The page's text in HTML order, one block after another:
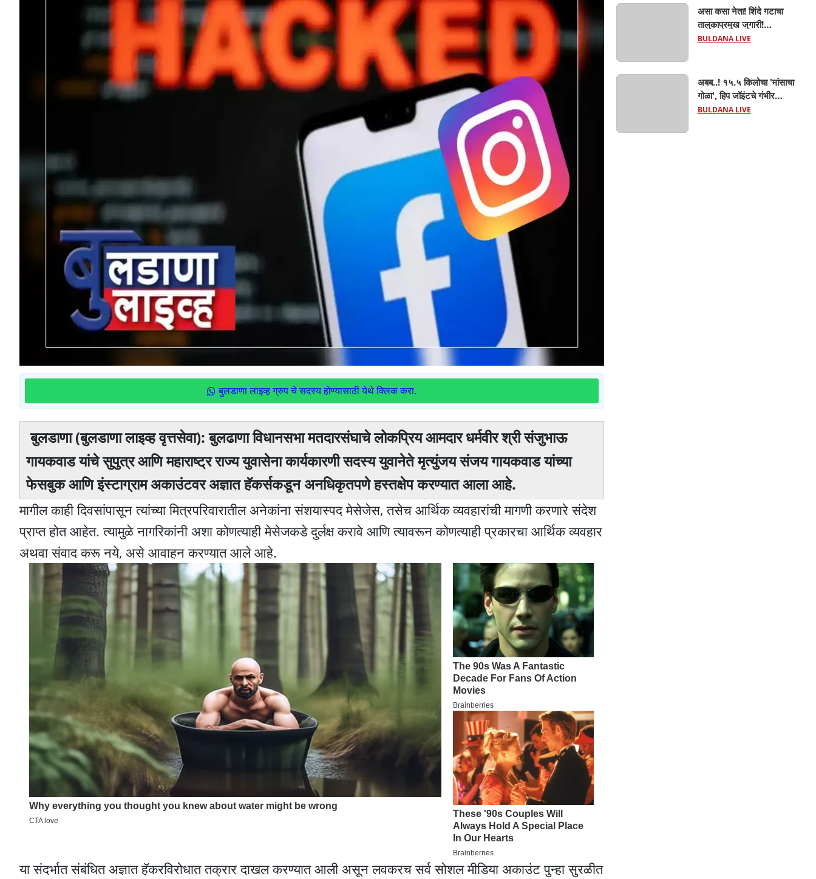
बुलडाणा लाइव्ह ग्रुप चे सदस्य होण्यासाठी येथे क्लिक करा.
बुलडाणा (बुलडाणा लाइव्ह वृत्तसेवा): बुलढाणा विधानसभा मतदारसंघाचे लोकप्रिय आमदार धर्मवीर श्री संजुभाऊ
गायकवाड यांचे सुपुत्र आणि महाराष्ट्र राज्य युवासेना कार्यकारणी सदस्य युवानेते मृत्युंजय संजय गायकवाड यांच्या
फेसबुक आणि इंस्टाग्राम अकाउंटवर अज्ञात हॅकर्सकडून अनधिकृतपणे हस्तक्षेप करण्यात आला आहे.
मागील काही दिवसांपासून त्यांच्या मित्रपरिवारातील अनेकांना संशयास्पद मेसेजेस, तसेच आर्थिक व्यवहारांची मागणी करणारे संदेश
प्राप्त होत आहेत. त्यामुळे नागरिकांनी अशा कोणत्याही मेसेजकडे दुर्लक्ष करावे आणि त्यावरून कोणत्याही प्रकारचा आर्थिक व्यवहार
अथवा संवाद करू नये, असे आवाहन करण्यात आले आहे.
या संदर्भात संबंधित अज्ञात हॅकरविरोधात तक्रार दाखल करण्यात आली असून लवकरच सर्व सोशल मीडिया अकाउंट पुन्हा सुरळीत
सरसंघचालक मोहनजी भागवत
यांचे प्रतिपादन!
असा कसा नेता! शिंदे गटाचा
तालुकाप्रमुख जुगारी!
खामगावात तालुकाप्रमुखांच्या
गेला तालुकाप्रमुख; पण ६
जणांना साडेआठ लाखांच्या
मुद्देमालासह पकडले.....
BULDANA LIVE
अबब..! १५.५ किलोचा 'मांसाचा
गोळा', हिप जॉइंटचे गंभीर
फ्रॅक्चर अन् मृत्यूशी झुंज...
BULDANA LIVE